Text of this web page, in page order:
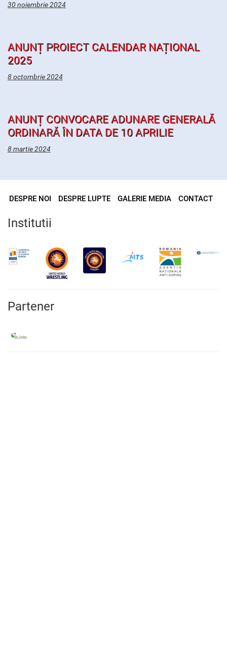
30 noiembrie 2024
ANUNȚ PROIECT CALENDAR NAȚIONAL
2025
8 octombrie 2024
ANUNȚ CONVOCARE ADUNARE GENERALĂ
ORDINARĂ ÎN DATA DE 10 APRILIE
8 martie 2024
DESPRE NOI DESPRE LUPTE GALERIE MEDIA CONTACT
Institutii
Partener